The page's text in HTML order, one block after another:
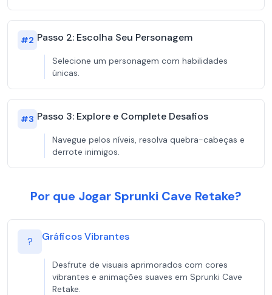
#2 Passo 2: Escolha Seu Personagem
Selecione um personagem com habilidades
únicas.
#3 Passo 3: Explore e Complete Desafios
Navegue pelos níveis, resolva quebra-cabeças e
derrote inimigos.
Por que Jogar Sprunki Cave Retake?
? Gráficos Vibrantes
Desfrute de visuais aprimorados com cores
vibrantes e animações suaves em Sprunki Cave
Retake.